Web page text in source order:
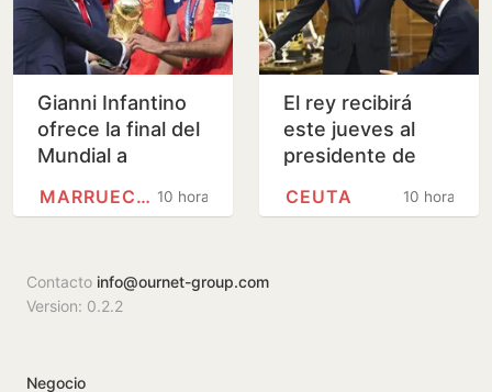
Gianni Infantino
ofrece la final del
Mundial a
cambio de apoyos
10 horas
MARRUECOS
El rey recibirá
este jueves al
presidente de
10 horas
CEUTA
Contacto info@ournet-group.com
Version: 0.2.2
Negocio